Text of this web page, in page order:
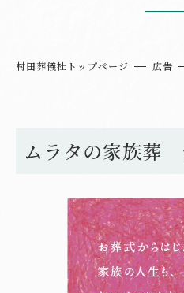
村田葬儀社トップページ 広告
ムラタの家族葬